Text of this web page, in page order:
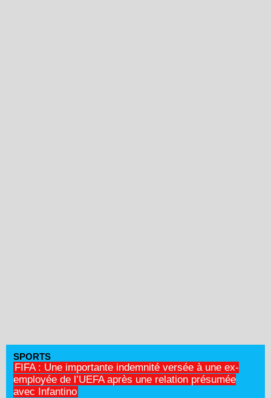
SPORTS
FIFA : Une importante indemnité versée à une ex-
employée de l’UEFA après une relation présumée
avec Infantino